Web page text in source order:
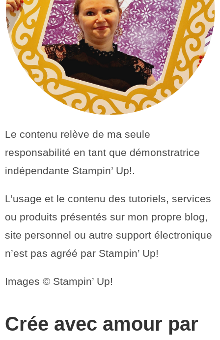
Le contenu relève de ma seule
responsabilité en tant que démonstratrice
indépendante Stampin’ Up!.
L’usage et le contenu des tutoriels, services
ou produits présentés sur mon propre blog,
site personnel ou autre support électronique
n’est pas agréé par Stampin’ Up!
Images © Stampin’ Up!
Crée avec amour par